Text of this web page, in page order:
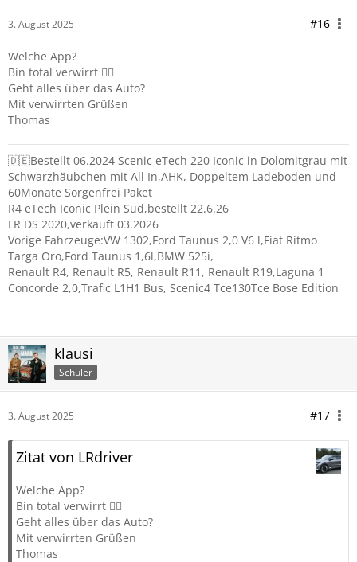
3. August 2025 #16
Welche App?
Bin total verwirrt 😵‍💫
Geht alles über das Auto?
Mit verwirrten Grüßen
Thomas
🇩🇪Bestellt 06.2024 Scenic eTech 220 Iconic in Dolomitgrau mit
Schwarzhäubchen mit All In,AHK, Doppeltem Ladeboden und
60Monate Sorgenfrei Paket
R4 eTech Iconic Plein Sud,bestellt 22.6.26
LR DS 2020,verkauft 03.2026
Vorige Fahrzeuge:VW 1302,Ford Taunus 2,0 V6 l,Fiat Ritmo
Targa Oro,Ford Taunus 1,6l,BMW 525i,
Renault R4, Renault R5, Renault R11, Renault R19,Laguna 1
Concorde 2,0,Trafic L1H1 Bus, Scenic4 Tce130Tce Bose Edition
klausi
Schüler
3. August 2025 #17
Zitat von LRdriver
Welche App?
Bin total verwirrt 😵‍💫
Geht alles über das Auto?
Mit verwirrten Grüßen
Thomas